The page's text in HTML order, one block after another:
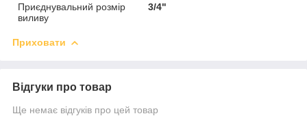
Приєднувальний розмір
виливу
3/4"
Приховати
Відгуки про товар
Ще немає відгуків про цей товар